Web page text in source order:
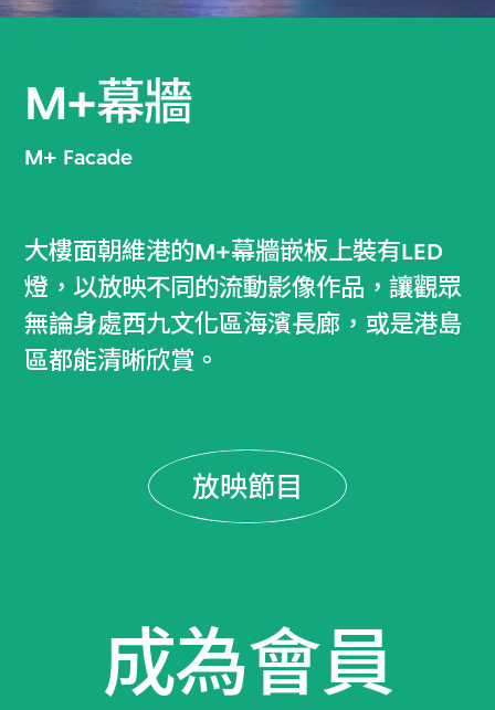
M+幕牆
M+ Facade
大樓面朝維港的M+幕牆嵌板上裝有LED
燈，以放映不同的流動影像作品，讓觀眾
無論身處西九文化區海濱長廊，或是港島
區都能清晰欣賞。
放映節目
成為會員